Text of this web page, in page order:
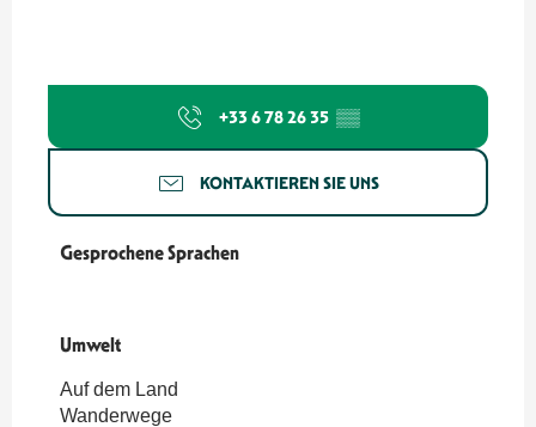
+33 6 78 26 35 ▒▒
KONTAKTIEREN SIE UNS
Gesprochene Sprachen
Gesprochene Sprachen
Umwelt
Umwelt
Auf dem Land
Wanderwege